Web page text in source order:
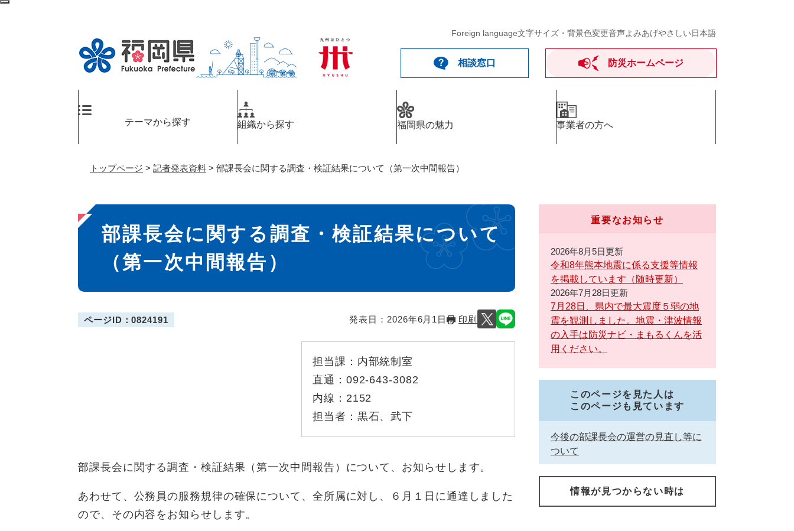
ペ
メ
Foreign language文字サイズ・背景色変更音声よみあげやさしい日本語
相談窓口 防災ホームページ
テーマから探す 組織から探す 福岡県の魅力 事業者の方へ
トップページ > 記者発表資料 > 部課長会に関する調査・検証結果について（第一次中間報告）
本
文
部課長会に関する調査・検証結果について
（第一次中間報告）
ページID：0824191 発表日： 2026年6月1日 印刷
担当課： 内部統制室
直通： 092-643-3082
内線： 2152
担当者： 黒石、武下
部課長会に関する調査・検証結果（第一次中間報告）について、お知らせします。
あわせて、公務員の服務規律の確保について、全所属に対し、６月１日に通達しました
ので、その内容をお知らせします。
重要なお知らせ
2026年8月5日更新
令和8年熊本地震に係る支援等情報
を掲載しています（随時更新）
2026年7月28日更新
7月28日、県内で最大震度５弱の地
震を観測しました。地震・津波情報
の入手は防災ナビ・まもるくんを活
用ください。
このページを見た人は
このページも見ています
今後の部課長会の運営の見直し等に
ついて
情報が見つからない時は